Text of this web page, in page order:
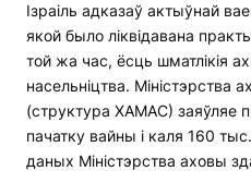
Ізраіль адказаў актыўнай
якой было ліквідавана
той жа час, ёсць шматлікія
насельніцтва. Міністэрства
(структура ХАМАС) заяўляе
пачатку вайны і каля 160
даных Міністэрства аховы